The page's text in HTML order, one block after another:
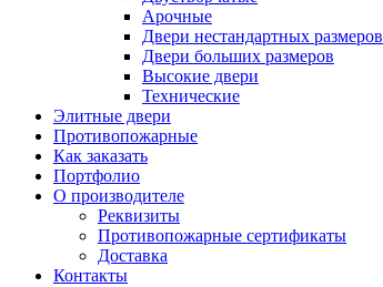
Арочные
Двери нестандартных размеров
Двери больших размеров
Высокие двери
Технические
Элитные двери
Противопожарные
Как заказать
Портфолио
О производителе
Реквизиты
Противопожарные сертификаты
Доставка
Контакты